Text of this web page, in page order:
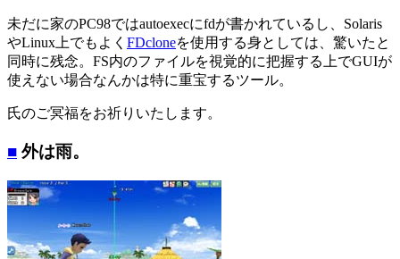
未だに家のPC98ではautoexecにfdが書かれているし、Solaris
やLinux上でもよく FDcloneを使用する身としては、驚いたと
同時に残念。FS内のファイルを視覚的に把握する上でGUIが
使えない場合なんかは特に重宝するツール。
氏のご冥福をお祈りいたします。
■ 外は雨。